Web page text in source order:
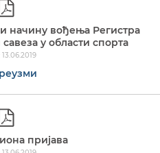
начину вођења Регистра
у области спорта
пријава